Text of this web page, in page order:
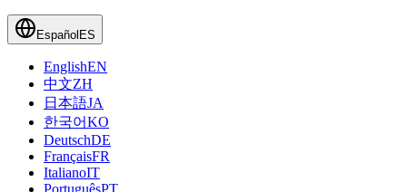
Español ES
EnglishEN
中文ZH
日本語JA
한국어KO
DeutschDE
FrançaisFR
ItalianoIT
PortuguêsPT